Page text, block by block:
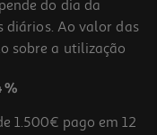
do dia da
diários. Ao valor das
sobre a utilização
%
1.500€ pago em 12